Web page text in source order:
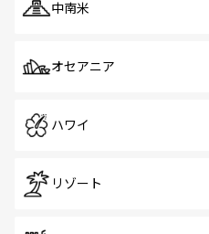
中南米
オセアニア
ハワイ
リゾート